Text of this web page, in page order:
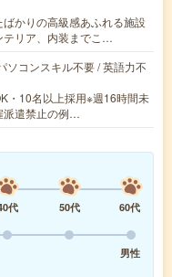
かりの高級感あふれる施設
テリア、内装までこ…
ソコンスキル不要 / 英語力不
10名以上採用※週16時間未
派遣禁止の例…
代 50代
60代
男性